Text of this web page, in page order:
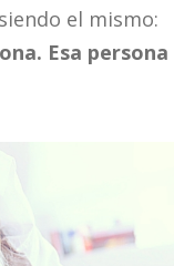
el mismo:
Esa persona